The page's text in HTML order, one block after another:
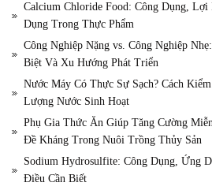
Calcium Chloride Food: Công Dụng,
Dụng Trong Thực Phẩm
Công Nghiệp Nặng vs. Công Nghiệp
Biệt Và Xu Hướng Phát Triển
Nước Máy Có Thực Sự Sạch? Cách
Lượng Nước Sinh Hoạt
Phụ Gia Thức Ăn Giúp Tăng Cường
Đề Kháng Trong Nuôi Trồng Thủy Sản
Sodium Hydrosulfite: Công Dụng, Ứng
Điều Cần Biết